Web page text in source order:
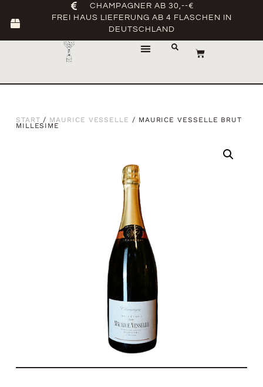
CHAMPAGNER AB 30,--€
FREI HAUS LIEFERUNG AB 4 FLASCHEN IN
DEUTSCHLAND
START / MAURICE VESSELLE / MAURICE VESSELLE BRUT
MILLESIME